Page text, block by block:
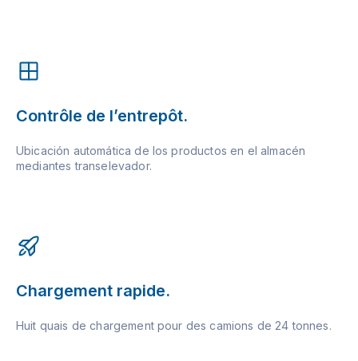
Contrôle de l’entrepôt.
Ubicación automática de los productos en el almacén
mediantes transelevador.
Chargement rapide.
Huit quais de chargement pour des camions de 24 tonnes.